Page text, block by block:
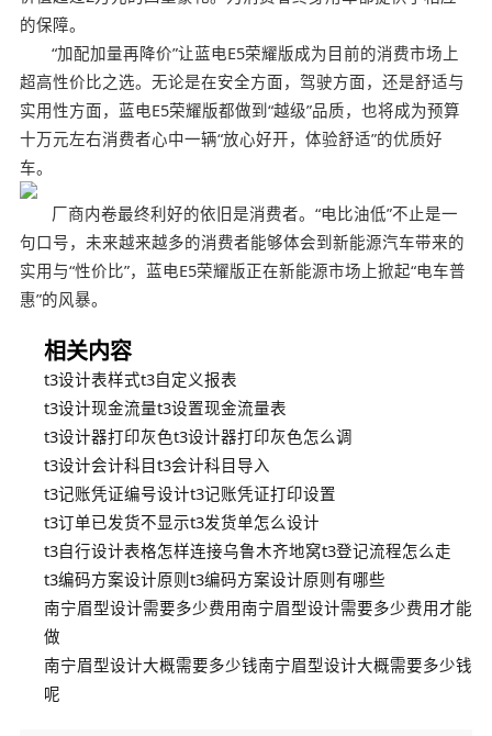
的保障。
“加配加量再降价”让蓝电E5荣耀版成为目前的消费市场上
超高性价比之选。无论是在安全方面，驾驶方面，还是舒适与
实用性方面，蓝电E5荣耀版都做到“越级”品质，也将成为预算
十万元左右消费者心中一辆“放心好开，体验舒适”的优质好
车。
厂商内卷最终利好的依旧是消费者。“电比油低”不止是一
句口号，未来越来越多的消费者能够体会到新能源汽车带来的
实用与“性价比”，蓝电E5荣耀版正在新能源市场上掀起“电车普
惠”的风暴。
相关内容
t3设计表样式t3自定义报表
t3设计现金流量t3设置现金流量表
t3设计器打印灰色t3设计器打印灰色怎么调
t3设计会计科目t3会计科目导入
t3记账凭证编号设计t3记账凭证打印设置
t3订单已发货不显示t3发货单怎么设计
t3自行设计表格怎样连接乌鲁木齐地窝t3登记流程怎么走
t3编码方案设计原则t3编码方案设计原则有哪些
南宁眉型设计需要多少费用南宁眉型设计需要多少费用才能
做
南宁眉型设计大概需要多少钱南宁眉型设计大概需要多少钱
呢